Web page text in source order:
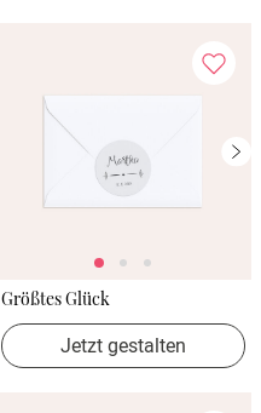
Größtes Glück
Jetzt gestalten